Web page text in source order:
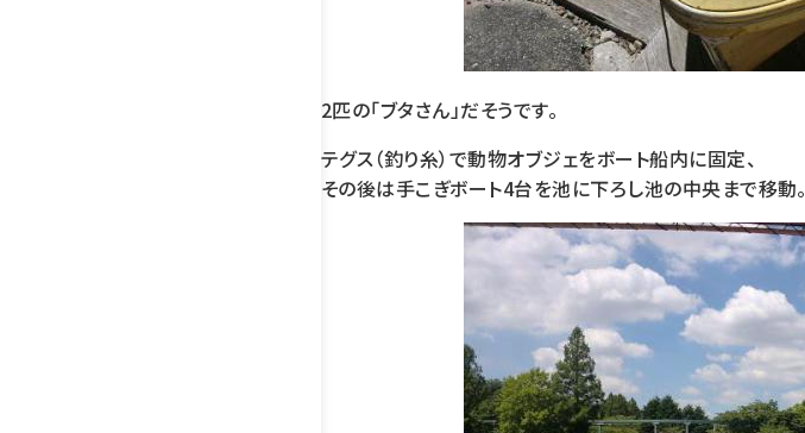
2匹の「ブタさん」だそうです。
テグス（釣り糸）で動物オブジェをボート船内に固定、
その後は手こぎボート4台を池に下ろし池の中央まで移動。